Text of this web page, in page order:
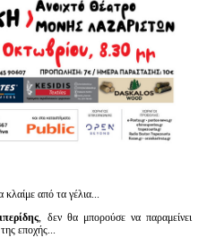
κλαίμε από τα γέλια...
, δεν θα μπορούσε να παραμείνει
εποχής...